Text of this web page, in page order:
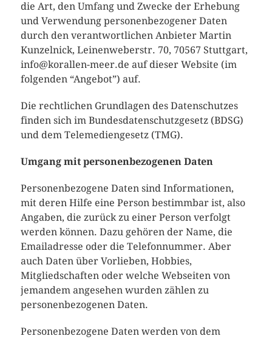
die Art, den Umfang und Zwecke der Erhebung
und Verwendung personenbezogener Daten
durch den verantwortlichen Anbieter Martin
Kunzelnick, Leinenweberstr. 70, 70567 Stuttgart,
info@korallen-meer.de auf dieser Website (im
folgenden “Angebot”) auf.
Die rechtlichen Grundlagen des Datenschutzes
finden sich im Bundesdatenschutzgesetz (BDSG)
und dem Telemediengesetz (TMG).
Umgang mit personenbezogenen Daten
Personenbezogene Daten sind Informationen,
mit deren Hilfe eine Person bestimmbar ist, also
Angaben, die zurück zu einer Person verfolgt
werden können. Dazu gehören der Name, die
Emailadresse oder die Telefonnummer. Aber
auch Daten über Vorlieben, Hobbies,
Mitgliedschaften oder welche Webseiten von
jemandem angesehen wurden zählen zu
personenbezogenen Daten.
Personenbezogene Daten werden von dem